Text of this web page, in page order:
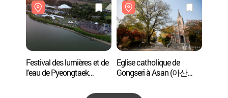
Festival des lumières et de
l'eau de Pyeongtaek
Eglise catholique de
Gongseri à Asan (아산